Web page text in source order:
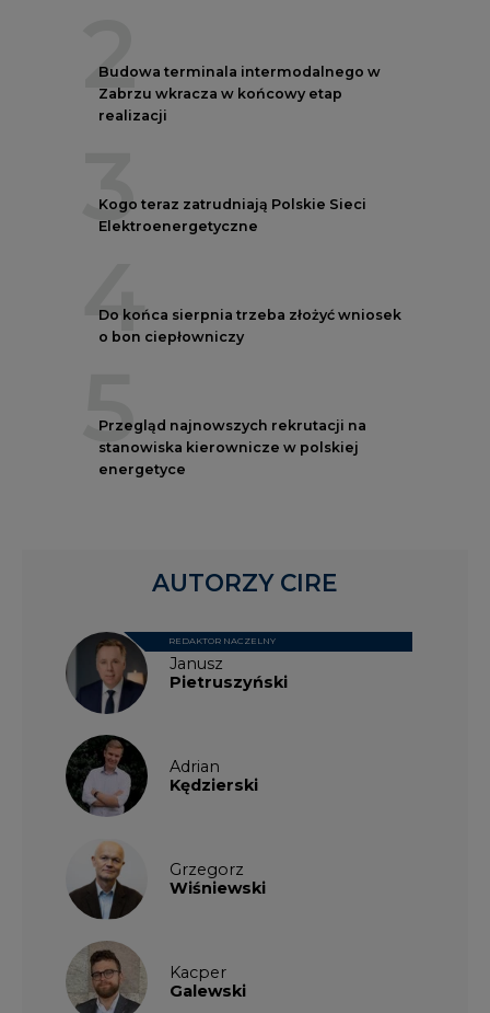
2
Budowa terminala intermodalnego w
Zabrzu wkracza w końcowy etap
realizacji
3
Kogo teraz zatrudniają Polskie Sieci
Elektroenergetyczne
4
Do końca sierpnia trzeba złożyć wniosek
o bon ciepłowniczy
5
Przegląd najnowszych rekrutacji na
stanowiska kierownicze w polskiej
energetyce
Janusz
Pietruszyński
REDAKTOR NACZELNY
Adrian
Kędzierski
Grzegorz
Wiśniewski
Kacper
Galewski
AUTORZY CIRE